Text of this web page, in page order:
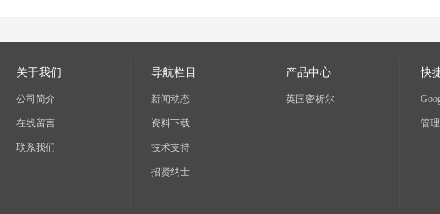
关于我们
公司简介
在线留言
联系我们
导航栏目
新闻动态
资料下载
技术支持
招贤纳士
产品中心
英国密析尔
快
管